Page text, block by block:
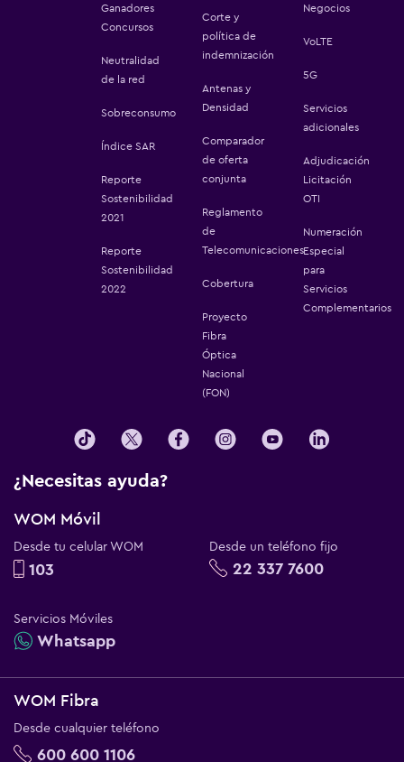
Ganadores
Concursos
Neutralidad
de la red
Sobreconsumo
Índice SAR
Reporte
Sostenibilidad
2021
Reporte
Sostenibilidad
2022
Corte y
política de
indemnización
Antenas y
Densidad
Comparador
de oferta
conjunta
Reglamento
de
Telecomunicaciones
Cobertura
Proyecto
Fibra
Óptica
Nacional
(FON)
Negocios
VoLTE
5G
Servicios
adicionales
Adjudicación
Licitación
OTI
Numeración
Especial
para
Servicios
Complementarios
¿Necesitas ayuda?
WOM Móvil
Desde tu celular WOM
103
Desde un teléfono fijo
22 337 7600
Servicios Móviles
Whatsapp
WOM Fibra
Desde cualquier teléfono
600 600 1106